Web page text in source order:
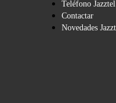
Teléfono Jazztel
Contactar
Novedades